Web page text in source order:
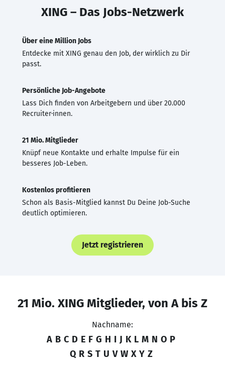
XING – Das Jobs-Netzwerk
Über eine Million Jobs
Entdecke mit XING genau den Job, der wirklich zu Dir
passt.
Persönliche Job-Angebote
Lass Dich finden von Arbeitgebern und über 20.000
Recruiter·innen.
21 Mio. Mitglieder
Knüpf neue Kontakte und erhalte Impulse für ein
besseres Job-Leben.
Kostenlos profitieren
Schon als Basis-Mitglied kannst Du Deine Job-Suche
deutlich optimieren.
Jetzt registrieren
21 Mio. XING Mitglieder, von A bis Z
Nachname:
A B C D E F G H I J K L M N O P
Q R S T U V W X Y Z